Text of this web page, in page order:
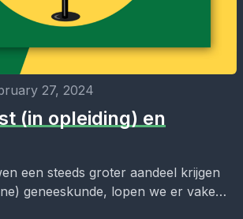
27, 2024
(in opleiding) en
een steeds groter aandeel krijgen
geneeskunde, lopen we er vaker
of je AIOS is...